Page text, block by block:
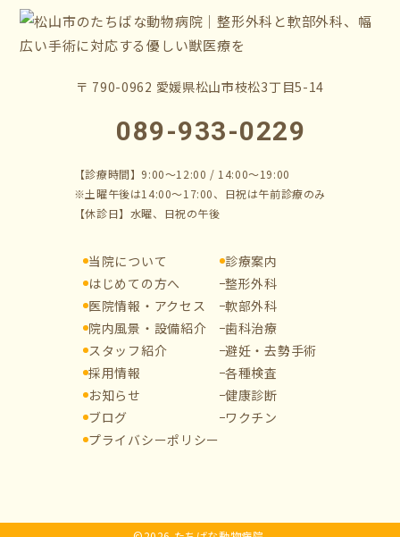
〒 790-0962 愛媛県松山市枝松3丁目5-14
089-933-0229
【診療時間】9:00～12:00 / 14:00～19:00
※土曜午後は14:00～17:00、日祝は午前診療のみ
【休診日】水曜、日祝の午後
当院について
はじめての方へ
医院情報・アクセス
院内風景・設備紹介
スタッフ紹介
採用情報
お知らせ
ブログ
プライバシーポリシー
診療案内
整形外科
軟部外科
歯科治療
避妊・去勢手術
各種検査
健康診断
ワクチン